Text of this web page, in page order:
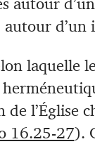
d’un
laquelle
l’Église
16.25-27).